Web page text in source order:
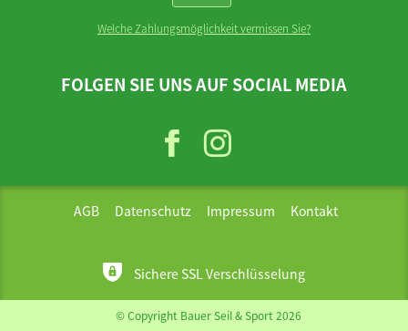
Welche Zahlungsmöglichkeit vermissen Sie?
FOLGEN SIE UNS AUF SOCIAL MEDIA
© Copyright Bauer Seil & Sport 2026
Sichere SSL Verschlüsselung
AGB Datenschutz Impressum Kontakt